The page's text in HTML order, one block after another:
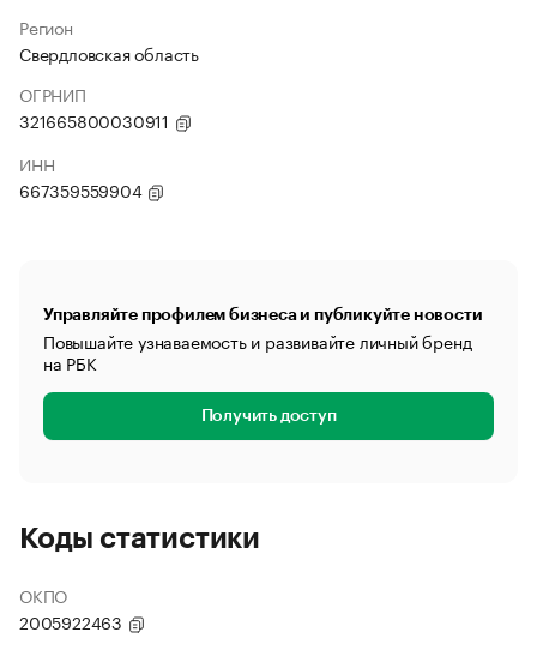
Регион
Свердловская область
ОГРНИП
321665800030911
ИНН
667359559904
Управляйте профилем бизнеса и публикуйте новости
Повышайте узнаваемость и развивайте личный бренд
на РБК
Получить доступ
Коды статистики
ОКПО
2005922463